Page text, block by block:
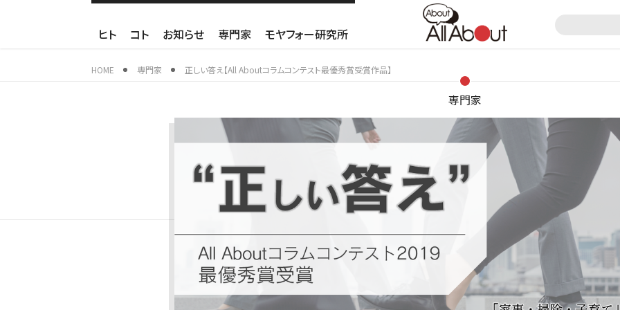
ヒト コト お知らせ 専門家 モヤフォー研究所
HOME 専門家 正しい答え【All Aboutコラムコンテスト最優秀賞受賞作品】
専門家